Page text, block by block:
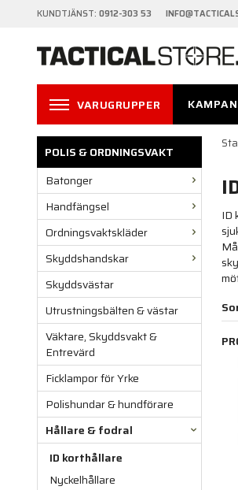
KUNDTJÄNST: 0912-303 53
VARUGRUPPER
POLIS & ORDNINGSVAKT
Batonger
Handfängsel
Ordningsvaktskläder
Skyddshandskar
Skyddsvästar
Utrustningsbälten & västar
Väktare, Skyddsvakt &
Entrevärd
Ficklampor för Yrke
Polishundar & hundförare
Hållare & fodral
ID korthållare
Nyckelhållare
ID